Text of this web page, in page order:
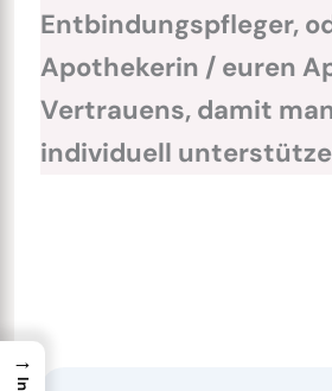
Entbindungspfleger,
Apothekerin / euren
Vertrauens, damit
individuell
→